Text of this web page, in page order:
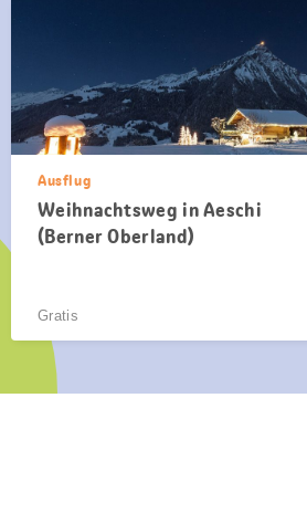
Ausflug
Weihnachtsweg in Aeschi
(Berner Oberland)
Gratis